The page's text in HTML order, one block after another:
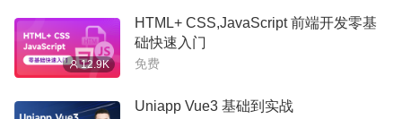
12.9K
HTML+ CSS,JavaScript 前端开发零基
础快速入门
免费
Uniapp Vue3 基础到实战